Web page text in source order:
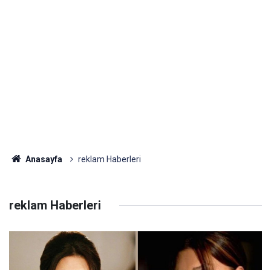
Anasayfa reklam Haberleri
reklam Haberleri